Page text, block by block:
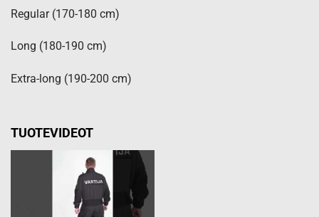
Regular (170-180 cm)
Long (180-190 cm)
Extra-long (190-200 cm)
TUOTEVIDEOT